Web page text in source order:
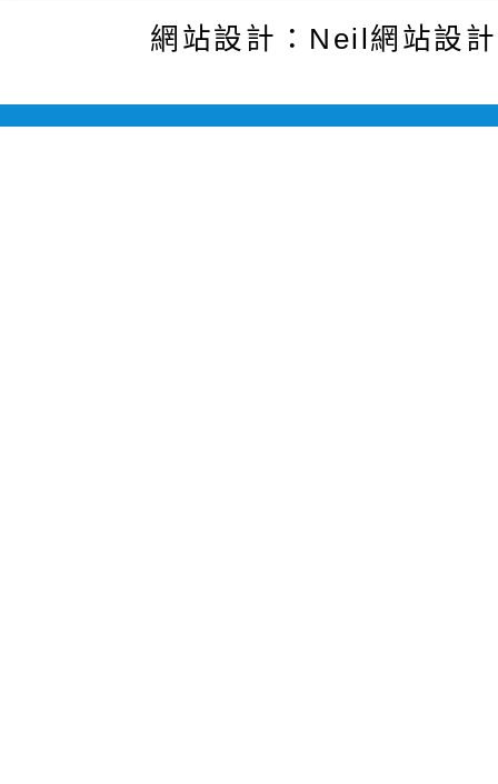
網站設計：Neil網站設